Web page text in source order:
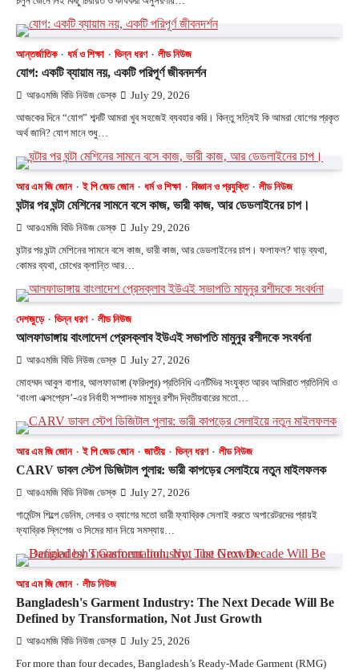
আন্তর্জাতিক ধর্ম ও শিক্ষা ভিন্ন ধরণ লীড নিউজ
যোগ: একটি ব্যায়াম নয়, একটি পরিপূর্ণ জীবনদর্শন
আরএমজি বিডি নিউজ ডেস্ক July 29, 2026
আজকের দিনে “যোগ” শব্দটি আমরা খুব সহজেই ব্যবহার করি। কিন্তু সত্যিই কি আমরা যোগের প্রকৃত
অর্থ জানি? যোগ মানে শুধু…
আর এম জি জোন ই পি জেড জোন ধর্ম ও শিক্ষা বিজ্ঞান ও প্রযুক্তি লীড নিউজ
ঘন্টার পর ঘন্টা মেশিনের সামনে বসে কাজ, ভারী কাজ, আর ডেডলাইনের চাপ।
আরএমজি বিডি নিউজ ডেস্ক July 29, 2026
ঘন্টার পর ঘন্টা মেশিনের সামনে বসে কাজ, ভারী কাজ, আর ডেডলাইনের চাপ। ফলাফল? ঘাড় ব্যথা,
কোমর ব্যথা, চোখের ক্লান্তি আর…
দেশজুড়ে ভিন্ন ধরণ লীড নিউজ
আলফাডাঙ্গায় বাংলাদেশ প্রেসক্লাব ইউএই সভাপতি মামুনুর রশীদকে সংবর্ধনা
আরএমজি বিডি নিউজ ডেস্ক July 27, 2026
মোহম্মদ আবুল বাশার, আলফাডাঙ্গা (ফরিদপুর) প্রতিনিধি এনটিভির সংযুক্ত আরব আমিরাত প্রতিনিধি ও
‘বাংলা এক্সপ্রেস’-এর নির্বাহী সম্পাদক মামুনুর রশীদ দ্বিতীয়বারের মতো…
আর এম জি জোন ই পি জেড জোন জাতীয় ভিন্ন ধরণ লীড নিউজ
CARV ডাবল স্টেপ ডিজিটাল পুলার: ভারী কাপড়ের সেলাইয়ে নতুন মাইলফলক
আরএমজি বিডি নিউজ ডেস্ক July 27, 2026
গার্মেন্টস শিল্পে ডেনিম, লেদার ও ব্যাগের মতো ভারী ফ্যাব্রিক সেলাই করতে অপারেটরদের প্রায়ই
ফ্যাব্রিক স্লিপেজ ও সিমের মান নিয়ে সমস্যায়…
আর এম জি জোন লীড নিউজ
Bangladesh's Garment Industry: The Next Decade Will Be
Defined by Transformation, Not Just Growth
আরএমজি বিডি নিউজ ডেস্ক July 25, 2026
For more than four decades, Bangladesh’s Ready-Made Garment (RMG)